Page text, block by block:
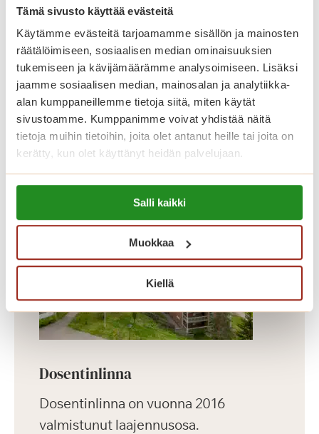
Tämä sivusto käyttää evästeitä
Käytämme evästeitä tarjoamamme sisällön ja mainosten
räätälöimiseen, sosiaalisen median ominaisuuksien
tukemiseen ja kävijämäärämme analysoimiseen. Lisäksi
jaamme sosiaalisen median, mainosalan ja analytiikka-
alan kumppaneillemme tietoja siitä, miten käytät
sivustoamme. Kumppanimme voivat yhdistää näitä
tietoja muihin tietoihin, joita olet antanut heille tai joita on
kerätty, kun olet käyttänyt heidän palvelujaan.
Lue lisää evästeistä:
https://sagacare.fi/evasteet/
Salli kaikki
Muokkaa
Kiellä
Dosentinrinne on Saga Munkkiniemen
laajennusosa, jossa on 58 asuntoa
kooltaan 43,5-87 m². Dosentinrinteen
asunnot erottuvat edukseen suurilla
parvekkeillaan, joilta avautuu kauniit
näkymät Koneenpuistoon. Lisäksi
talossa on muun muassa jalkahoitajan
tilat, saunaosasto ja pyykkitupa.
Dosentinlinna
Dosentinlinna on vuonna 2016
valmistunut laajennusosa.